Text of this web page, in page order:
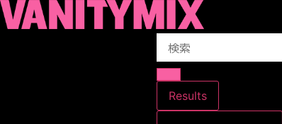
コ
ン
Search
Results